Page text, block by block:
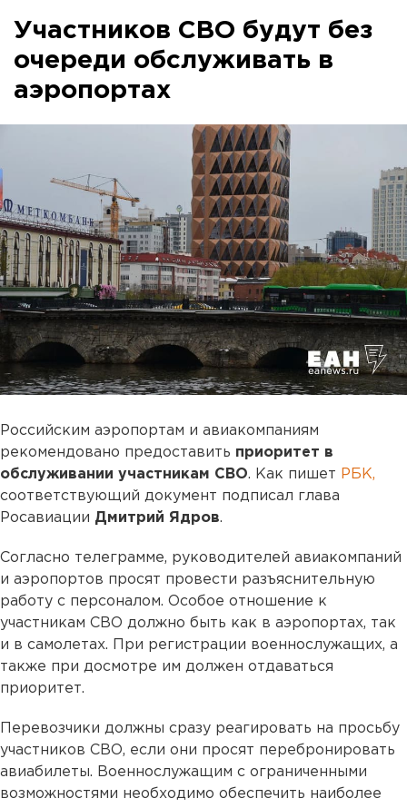
Участников СВО будут без
очереди обслуживать в
аэропортах
Российским аэропортам и авиакомпаниям
рекомендовано предоставить приоритет в
обслуживании участникам СВО. Как пишет РБК,
соответствующий документ подписал глава
Росавиации Дмитрий Ядров.
Согласно телеграмме, руководителей авиакомпаний
и аэропортов просят провести разъяснительную
работу с персоналом. Особое отношение к
участникам СВО должно быть как в аэропортах, так
и в самолетах. При регистрации военнослужащих, а
также при досмотре им должен отдаваться
приоритет.
Перевозчики должны сразу реагировать на просьбу
участников СВО, если они просят перебронировать
авиабилеты. Военнослужащим с ограниченными
возможностями необходимо обеспечить наиболее